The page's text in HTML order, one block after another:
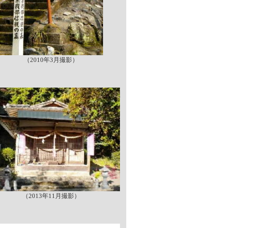
（2010年3月撮影）
（2013年11月撮影）